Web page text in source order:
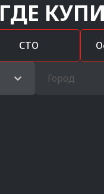
ГДЕ
СТО
Город